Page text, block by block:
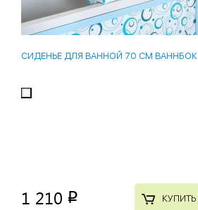
СИДЕНЬЕ ДЛЯ ВАННОЙ 70 СМ ВАННБОК
1 210 p КУПИТЬ